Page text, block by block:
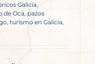
Galicia,
de Oca pazos
, turismo en Galicia